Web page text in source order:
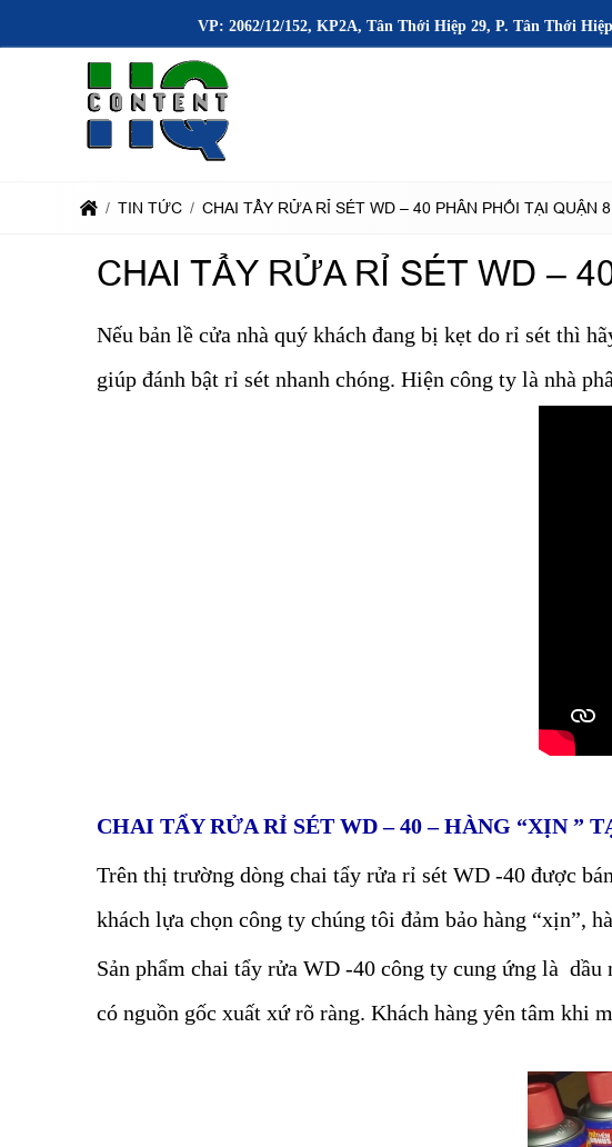
VP: 2062/12/152, KP2A, Tân Thới Hiệp 29, P. Tân Thới
TIN TỨC CHAI TẨY RỬA RỈ SÉT WD – 40 PHÂN PHỐI TẠI QUẬN 8
CHAI TẨY RỬA RỈ SÉT WD –
Nếu bản lề cửa nhà quý khách đang bị kẹt do rỉ sét thì
giúp đánh bật rỉ sét nhanh chóng. Hiện công ty là nhà
CHAI TẨY RỬA RỈ SÉT WD – 40 – HÀNG “XỊN ”
Trên thị trường dòng chai tẩy rửa rỉ sét WD -40 được
khách lựa chọn công ty chúng tôi đảm bảo hàng “xịn”,
Sản phẩm chai tẩy rửa WD -40 công ty cung ứng là
có nguồn gốc xuất xứ rõ ràng. Khách hàng yên tâm khi